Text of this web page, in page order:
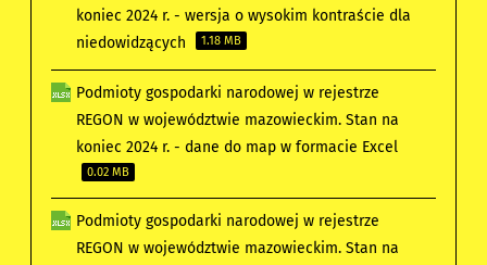
koniec 2024 r. - wersja o wysokim kontraście dla
niedowidzących
1.18 MB
Podmioty gospodarki narodowej w rejestrze
REGON w województwie mazowieckim. Stan na
koniec 2024 r. - dane do map w formacie Excel
0.02 MB
Podmioty gospodarki narodowej w rejestrze
REGON w województwie mazowieckim. Stan na